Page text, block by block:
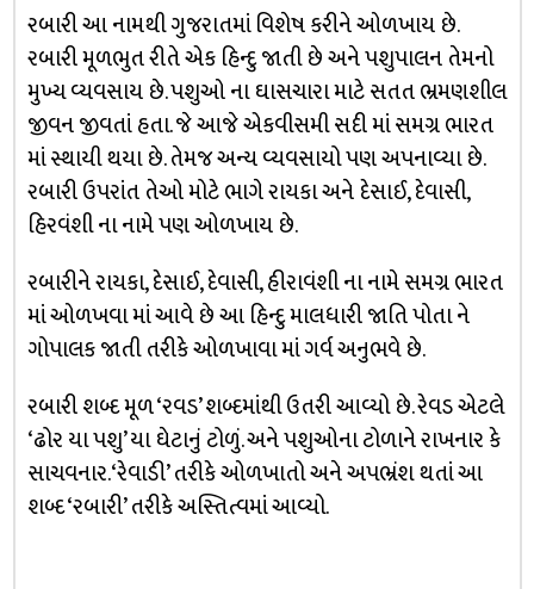
રબારી આ નામથી ગુજરાતમાં વિશેષ કરીને ઓળખાય છે.
રબારી મૂળભુત રીતે એક હિન્દુ જાતી છે અને પશુપાલન તેમનો
મુખ્ય વ્યવસાય છે. પશુઓ ના ઘાસચારા માટે સતત ભ્રમણશીલ
જીવન જીવતાં હતા. જે આજે એકવીસમી સદી માં સમગ્ર ભારત
માં સ્થાયી થયા છે. તેમજ અન્ય વ્યવસાયો પણ અપનાવ્યા છે.
રબારી ઉપરાંત તેઓ મોટે ભાગે રાયકા અને દેસાઈ, દેવાસી,
હિરવંશી ના નામે પણ ઓળખાય છે.
રબારીને રાયકા, દેસાઈ, દેવાસી, હીરાવંશી ના નામે સમગ્ર ભારત
માં ઓળખવા માં આવે છે આ હિન્દુ માલધારી જાતિ પોતા ને
ગોપાલક જાતી તરીકે ઓળખાવા માં ગર્વ અનુભવે છે.
રબારી શબ્દ મૂળ ‘રવડ’ શબ્દમાંથી ઉતરી આવ્યો છે. રેવડ એટલે
‘ઢોર યા પશુ’ યા ઘેટાનું ટોળું. અને પશુઓના ટોળાને રાખનાર કે
સાચવનાર. ‘રેવાડી’ તરીકે ઓળખાતો અને અપભ્રંશ થતાં આ
શબ્દ ‘રબારી’ તરીકે અસ્તિત્વમાં આવ્યો.